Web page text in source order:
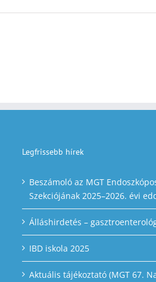
Legfrissebb hírek
Beszámoló az MGT
Szekciójának 2025–2026. évi
Álláshirdetés –
IBD iskola 2025
Aktuális tájékoztató (MGT 67.